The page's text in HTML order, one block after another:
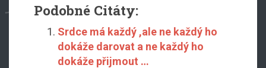
Podobné Citáty:
Srdce má každý ,ale ne každý ho
dokáže darovat a ne každý ho
dokáže přijmout …